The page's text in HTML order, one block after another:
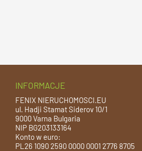
INFORMACJE
FENIX NIERUCHOMOSCI.EU
ul. Hadji Stamat Siderov 10/1
9000 Varna Bulgaria
NIP BG203133164
Konto w euro:
PL26 1090 2590 0000 0001 2776 8705